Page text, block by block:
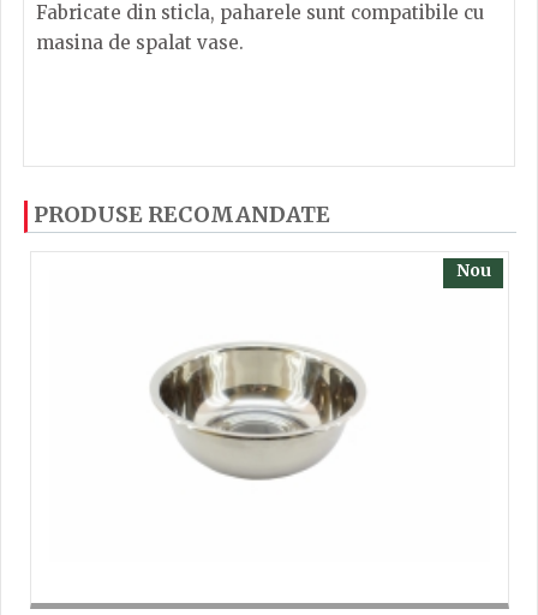
Fabricate din sticla, paharele sunt compatibile cu
masina de spalat vase.
cu ajutorul steluțelor, și scrieți părerea dvs. Pentru
a putea să scrieți părerea trebuie să fiți înregistrat.
PRODUSE RECOMANDATE
Nou